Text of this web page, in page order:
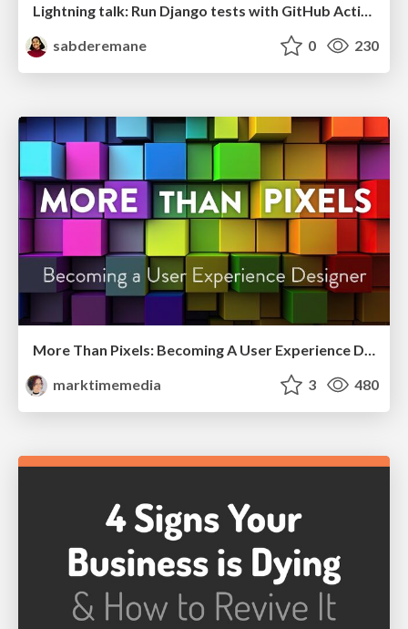
Lightning talk: Run Django tests with GitHub Actions
sabderemane
0 230
More Than Pixels: Becoming A User Experience Designer
marktimemedia
3 480